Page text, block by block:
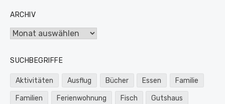
ARCHIV
Archiv
SUCHBEGRIFFE
Aktivitäten Ausflug Bücher Essen Familie
Familien Ferienwohnung Fisch Gutshaus